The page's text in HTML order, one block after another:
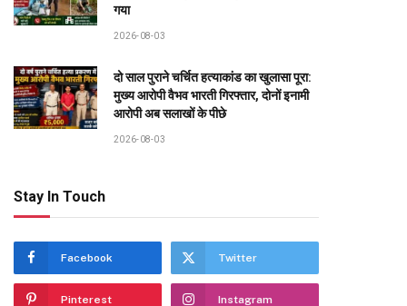
गया
2026-08-03
दो साल पुराने चर्चित हत्याकांड का खुलासा पूरा:
मुख्य आरोपी वैभव भारती गिरफ्तार, दोनों इनामी
आरोपी अब सलाखों के पीछे
2026-08-03
Stay In Touch
Facebook Twitter
Pinterest Instagram